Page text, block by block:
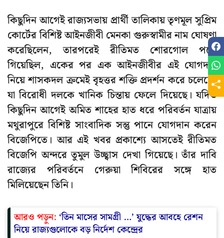
কিছুদিন আগেই রাজ্যসভায় প্রার্থী তালিকায় তৃণমূল সুপ্রিম
কোর্টের বিশিষ্ট আইনজীবী মেনকা গুরুস্বামীর নাম ঘোষণা
করেছিলেন, তারপরেই রীতিমত শোরগোল পড়ে
গিয়েছিল, একের পর এক আইনজীবীর এই যোগদান
নিয়ে শাসকদল ক্রমেই বৃহত্তর শক্তি প্রদর্শন করে চলেছে,
যা বিরোধী দলকে খানিক চিন্তায় ফেলে দিয়েছে। যদিও
কিছুদিন আগেই অমিত শাহের হাত ধরে পরিবর্তন যাত্রায়
মথুরাপুরে বিশিষ্ট সাংবাদিক সন্তু পানে যোগদান করেন
বিজেপিতে। আর এই খবর প্রকাশ্যে আসতেই রীতিমত
বিজেপি অন্দরে তুমুল উচ্ছ্বাস দেখা গিয়েছে। তাঁর দাবি
রাজ্যের পরিবর্তনে গেরুয়া শিবিরের সঙ্গে হাত
মিলিয়েছেন তিনি।
আরও পড়ুন: ‘তিন মাসের সামগ্রী …’ যুদ্ধের আবহে রেশন
নিয়ে রাজ্যগুলোকে বড় নির্দেশ কেন্দ্রের